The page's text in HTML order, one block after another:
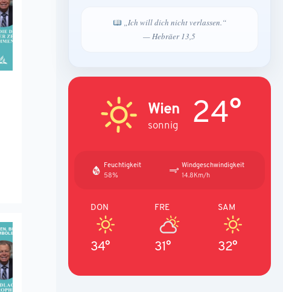
„Ich will dich nicht verlassen.“
— Hebräer 13,5
Wien
sonnig 24°
Feuchtigkeit
58%
Windgeschwindigkeit
14.8Km/h
DON
34°
FRE
31°
SAM
32°